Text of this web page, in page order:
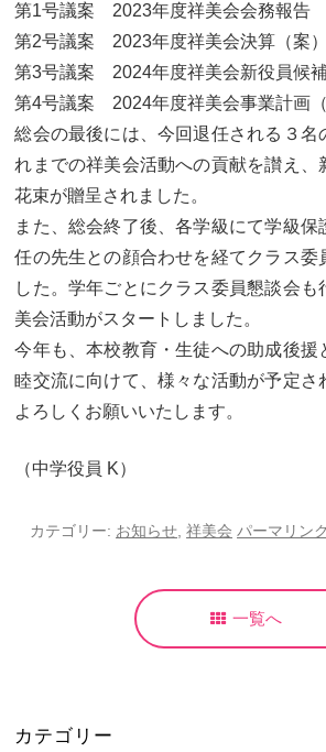
進路・進学
大学合格実績 進路
国際交流
国際交流行事 1年
1年留学の留学先 本校
入試関連情報
学校説明会等イベント情報 デジ
入試問題
お問い合わせ 個人情報保護
第1号議案 2023年度祥美会会務報告
第2号議案 2023年度祥美会決算（案）
第3号議案 2024年度祥美会新役員候補
第4号議案 2024年度祥美会事業計画（
総会の最後には、今回退任される３名
れまでの祥美会活動への貢献を讃え、
花束が贈呈されました。
また、総会終了後、各学級にて学級保
任の先生との顔合わせを経てクラス委
した。学年ごとにクラス委員懇談会も
美会活動がスタートしました。
今年も、本校教育・生徒への助成後援
睦交流に向けて、様々な活動が予定さ
よろしくお願いいたします。
（中学役員 K）
カテゴリー: お知らせ,祥美会 パーマリンク
一覧へ
カテゴリー